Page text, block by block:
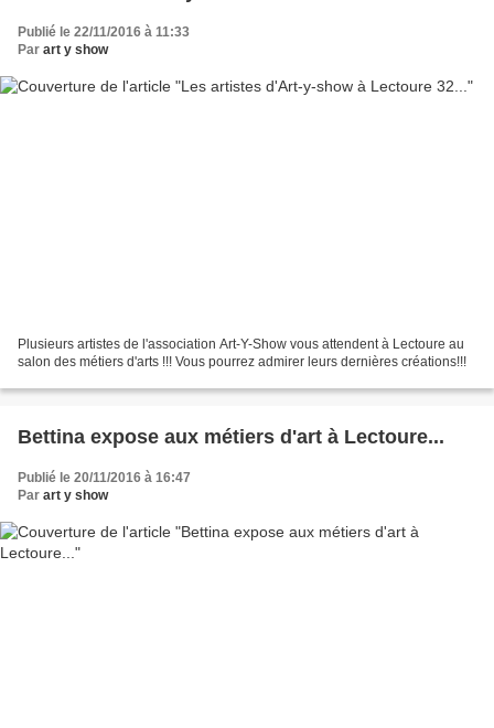
Publié le 22/11/2016 à 11:33
Par art y show
Plusieurs artistes de l'association Art-Y-Show vous attendent à Lectoure au
salon des métiers d'arts !!! Vous pourrez admirer leurs dernières créations!!!
Bettina expose aux métiers d'art à Lectoure...
Publié le 20/11/2016 à 16:47
Par art y show